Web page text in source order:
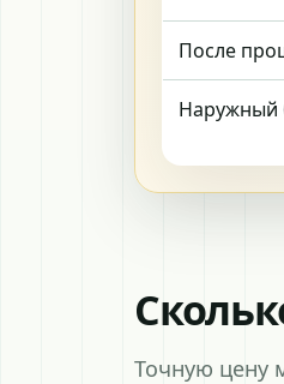
После
Наружный
Точную цену